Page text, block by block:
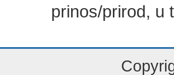
prinos/prirod, u